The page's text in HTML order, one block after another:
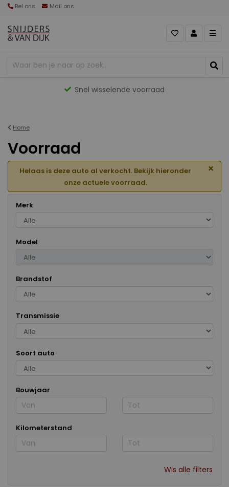
Bel ons Mail ons
Gevarieerd aanbod
Home
Voorraad
Helaas is deze auto al verkocht. Bekijk hieronder
onze actuele voorraad.
×
Merk
Model
Brandstof
Transmissie
Soort auto
Bouwjaar
Kilometerstand
Wis alle filters